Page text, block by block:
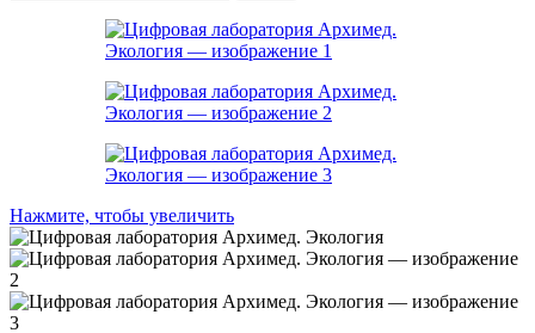
Нажмите, чтобы увеличить